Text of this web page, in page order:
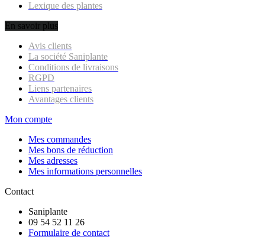
Lexique des plantes
En savoir plus
Avis clients
La société Saniplante
Conditions de livraisons
RGPD
Liens partenaires
Avantages clients
Mon compte
Mes commandes
Mes bons de réduction
Mes adresses
Mes informations personnelles
Contact
Saniplante
09 54 52 11 26
Formulaire de contact